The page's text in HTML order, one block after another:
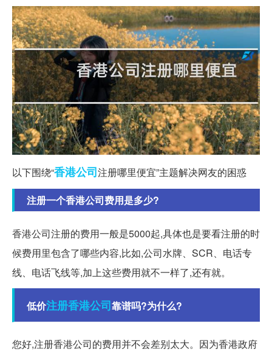
以下围绕“香港公司注册哪里便宜”主题解决网友的困惑
注册一个香港公司费用是多少?
香港公司注册的费用一般是5000起,具体也是要看注册的时
候费用里包含了哪些内容,比如,公司水牌、SCR、电话专
线、电话飞线等,加上这些费用就不一样了,还有就。
低价注册香港公司靠谱吗?为什么?
您好,注册香港公司的费用并不会差别太大。因为香港政府